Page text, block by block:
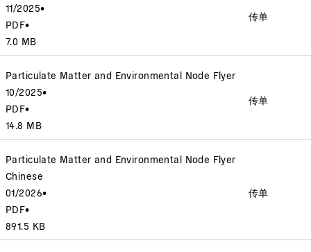
11/2025•
PDF•
7.0 MB
传单
Particulate Matter and Environmental Node Flyer
10/2025•
PDF•
14.8 MB
传单
Particulate Matter and Environmental Node Flyer
Chinese
01/2026•
PDF•
891.5 KB
传单